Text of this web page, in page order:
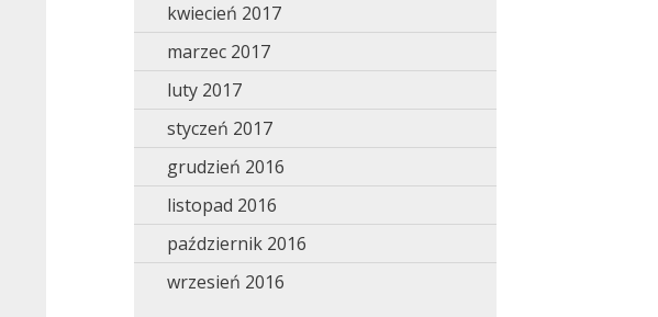
kwiecień 2017
marzec 2017
luty 2017
styczeń 2017
grudzień 2016
listopad 2016
październik 2016
wrzesień 2016